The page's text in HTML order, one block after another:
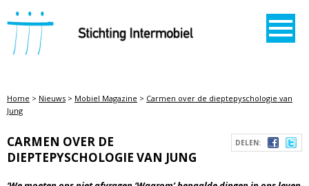
STICHTING INTERMOBIEL
Home > Nieuws > Mobiel Magazine > Carmen over de dieptepyschologie van
Jung
DELEN:
CARMEN OVER DE
DIEPTEPYSCHOLOGIE VAN JUNG